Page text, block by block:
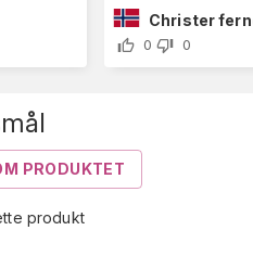
Christer
0 0
PRODUKTET
produkt